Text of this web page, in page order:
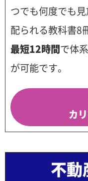
つでも何度でも
配られる教科書8
最短12時間で体
が可能です。
カ
不動